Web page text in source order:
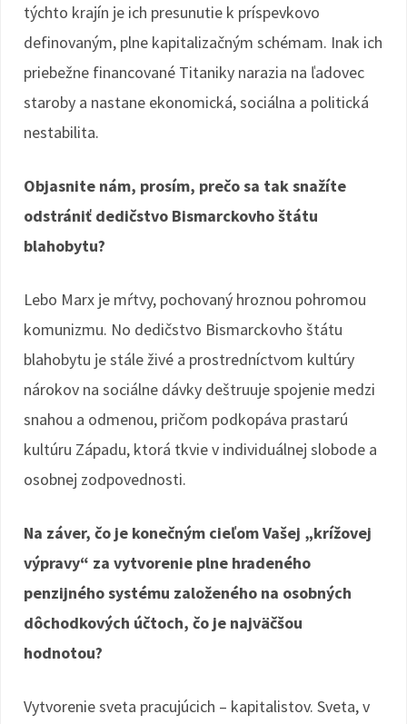
týchto krajín je ich presunutie k príspevkovo
definovaným, plne kapitalizačným schémam. Inak ich
priebežne financované Titaniky narazia na ľadovec
staroby a nastane ekonomická, sociálna a politická
nestabilita.
Objasnite nám, prosím, prečo sa tak snažíte
odstrániť dedičstvo Bismarckovho štátu
blahobytu?
Lebo Marx je mŕtvy, pochovaný hroznou pohromou
komunizmu. No dedičstvo Bismarckovho štátu
blahobytu je stále živé a prostredníctvom kultúry
nárokov na sociálne dávky deštruuje spojenie medzi
snahou a odmenou, pričom podkopáva prastarú
kultúru Západu, ktorá tkvie v individuálnej slobode a
osobnej zodpovednosti.
Na záver, čo je konečným cieľom Vašej „krížovej
výpravy“ za vytvorenie plne hradeného
penzijného systému založeného na osobných
dôchodkových účtoch, čo je najväčšou
hodnotou?
Vytvorenie sveta pracujúcich – kapitalistov. Sveta, v